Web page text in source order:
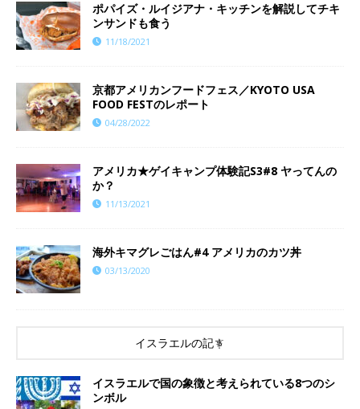
ポパイズ・ルイジアナ・キッチンを解説してチキ
ンサンドも食う
11/18/2021
京都アメリカンフードフェス／KYOTO USA
FOOD FESTのレポート
04/28/2022
​​アメリカ★ゲイキャンプ体験記S3#8 ヤってんの
か？
11/13/2021
海外キマグレごはん#4 アメリカのカツ丼
03/13/2020
イスラエルの記事
イスラエルで国の象徴と考えられている8つのシ
ンボル